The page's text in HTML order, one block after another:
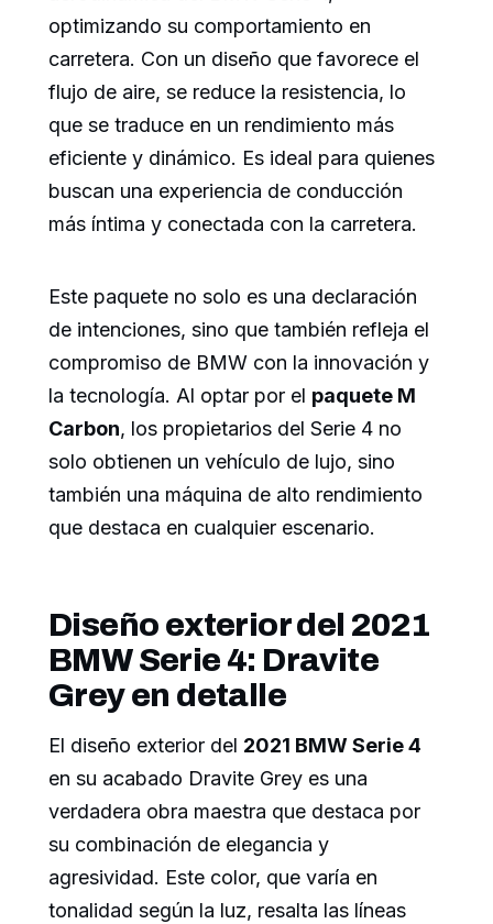
optimizando su comportamiento en
carretera. Con un diseño que favorece el
flujo de aire, se reduce la resistencia, lo
que se traduce en un rendimiento más
eficiente y dinámico. Es ideal para quienes
buscan una experiencia de conducción
más íntima y conectada con la carretera.
Este paquete no solo es una declaración
de intenciones, sino que también refleja el
compromiso de BMW con la innovación y
la tecnología. Al optar por el paquete M
Carbon, los propietarios del Serie 4 no
solo obtienen un vehículo de lujo, sino
también una máquina de alto rendimiento
que destaca en cualquier escenario.
Diseño exterior del 2021
BMW Serie 4: Dravite
Grey en detalle
El diseño exterior del 2021 BMW Serie 4
en su acabado Dravite Grey es una
verdadera obra maestra que destaca por
su combinación de elegancia y
agresividad. Este color, que varía en
tonalidad según la luz, resalta las líneas